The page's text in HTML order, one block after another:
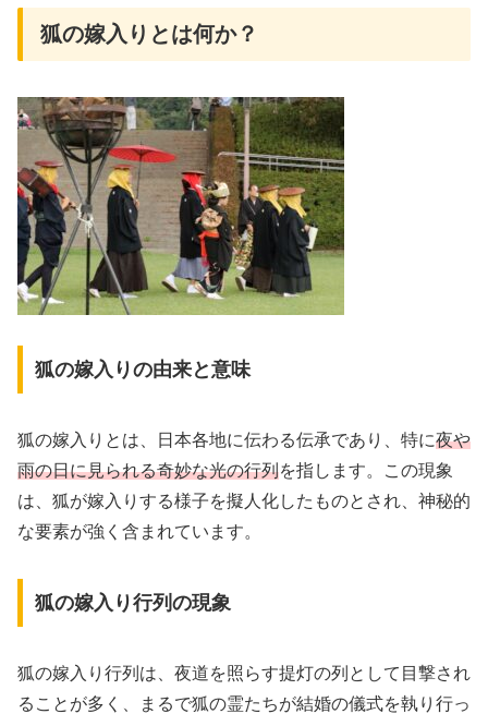
狐の嫁入りとは何か？
狐の嫁入りの由来と意味
狐の嫁入りとは、日本各地に伝わる伝承であり、特に夜や
雨の日に見られる奇妙な光の行列を指します。この現象
は、狐が嫁入りする様子を擬人化したものとされ、神秘的
な要素が強く含まれています。
狐の嫁入り行列の現象
狐の嫁入り行列は、夜道を照らす提灯の列として目撃され
ることが多く、まるで狐の霊たちが結婚の儀式を執り行っ